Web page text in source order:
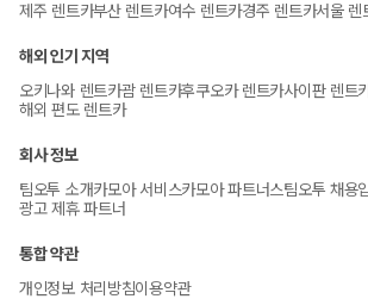
제주 렌트카부산 렌트카여수 렌트카경주 렌트카서울 렌
해외 인기 지역
오키나와 렌트카괌 렌트카후쿠오카 렌트카사이판 렌트
해외 편도 렌트카
회사 정보
팀오투 소개카모아 서비스카모아 파트너스팀오투 채용
광고 제휴 파트너
통합 약관
개인정보 처리방침이용약관